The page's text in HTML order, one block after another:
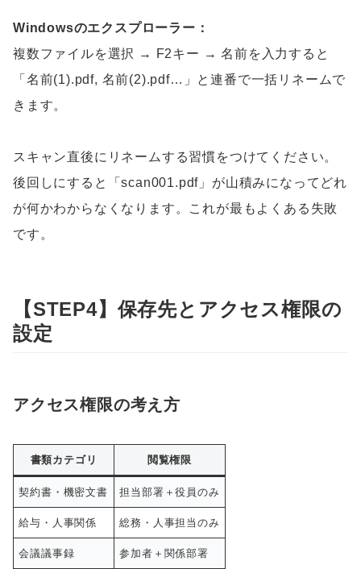
Windowsのエクスプローラー：
複数ファイルを選択 → F2キー → 名前を入力すると
「名前(1).pdf, 名前(2).pdf…」と連番で一括リネームで
きます。
スキャン直後にリネームする習慣をつけてください。
後回しにすると「scan001.pdf」が山積みになってどれ
が何かわからなくなります。これが最もよくある失敗
です。
【STEP4】保存先とアクセス権限の
設定
アクセス権限の考え方
書類カテゴリ 閲覧権限
契約書・機密文書 担当部署＋役員のみ
給与・人事関係 総務・人事担当のみ
会議議事録 参加者＋関係部署